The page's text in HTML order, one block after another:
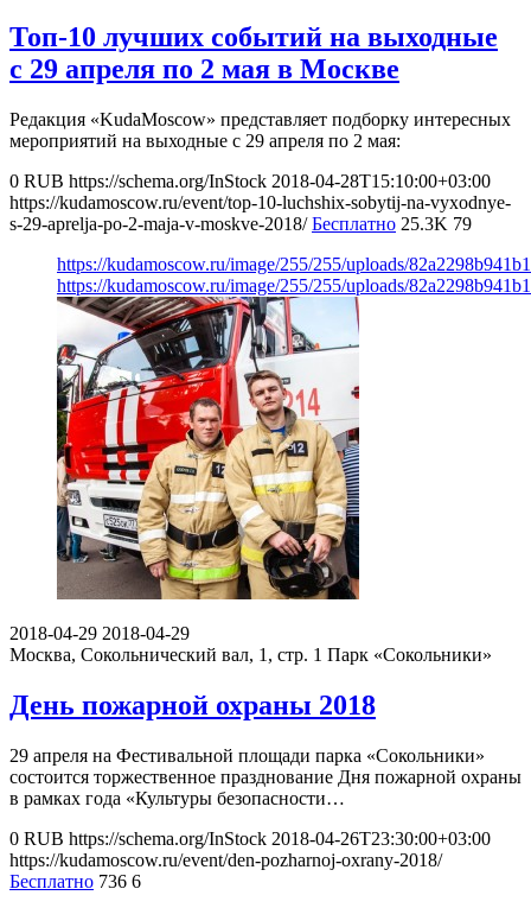
Топ-10 лучших событий на выходные
с 29 апреля по 2 мая в Москве
Редакция «KudaMoscow» представляет подборку интересных
мероприятий на выходные с 29 апреля по 2 мая:
0 RUB https://schema.org/InStock 2018-04-28T15:10:00+03:00
https://kudamoscow.ru/event/top-10-luchshix-sobytij-na-vyxodnye-
s-29-aprelja-po-2-maja-v-moskve-2018/ Бесплатно 25.3K 79
https://kudamoscow.ru/image/255/255/uploads/
https://kudamoscow.ru/image/255/255/uploads/
2018-04-29 2018-04-29
Москва, Сокольнический вал, 1, стр. 1 Парк «Сокольники»
День пожарной охраны 2018
29 апреля на Фестивальной площади парка «Сокольники»
состоится торжественное празднование Дня пожарной охраны
в рамках года «Культуры безопасности…
0 RUB https://schema.org/InStock 2018-04-26T23:30:00+03:00
https://kudamoscow.ru/event/den-pozharnoj-oxrany-2018/
Бесплатно 736 6